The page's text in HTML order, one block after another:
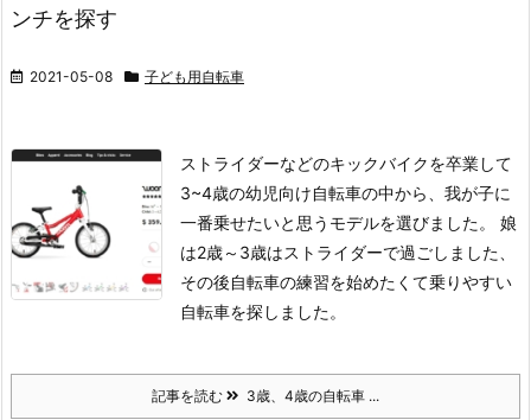
ンチを探す
2021-05-08 子ども用自転車
ストライダーなどのキックバイクを卒業して
3~4歳の幼児向け自転車の中から、我が子に
一番乗せたいと思うモデルを選びました。 娘
は2歳～3歳はストライダーで過ごしました、
その後自転車の練習を始めたくて乗りやすい
自転車を探しました。
記事を読む 3歳、4歳の自転車 ...